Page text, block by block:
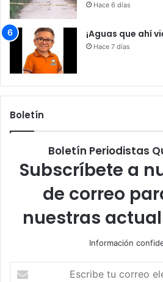
Hace 6 días
¡Aguas que ahí
Hace 7 días
Boletín
Boletín Periodistas
Subscríbete a
de correo
nuestras
Información